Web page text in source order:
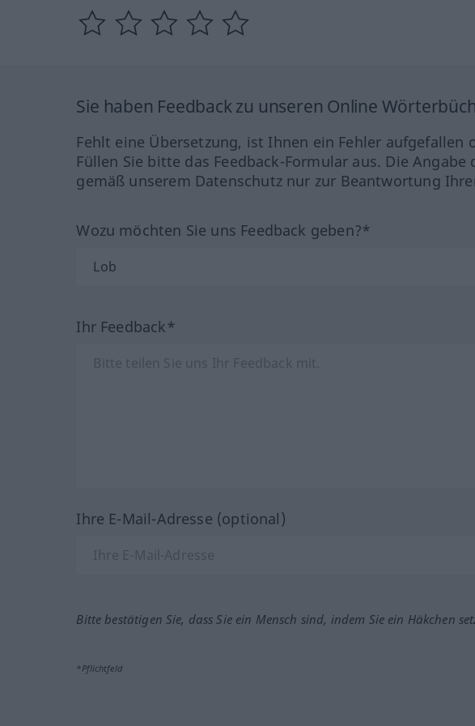
Sie haben Feedback zu unseren Online
Fehlt eine Übersetzung, ist Ihnen ein Fehler aufgefallen
Füllen Sie bitte das Feedback-Formular aus. Die
gemäß unserem Datenschutz nur zur Beantwortung
Wozu möchten Sie uns Feedback geben?*
Ihr Feedback*
Ihre E-Mail-Adresse (optional)
Bitte bestätigen Sie, dass Sie ein Mensch sind, indem Sie ein Häkchen
*Pflichtfeld